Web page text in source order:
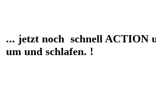
... jetzt noch schnell ACTION
um und schlafen. !